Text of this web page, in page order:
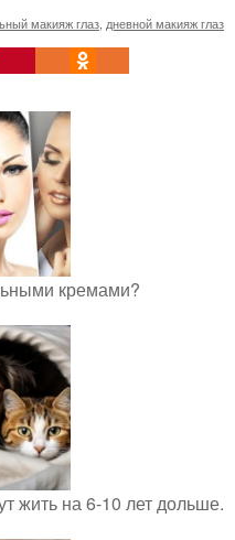
макияж глаз дневной макияж глаз
кремами?
жить на 6-10 лет дольше.